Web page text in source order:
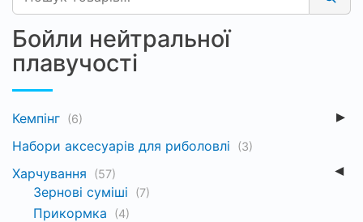
Бойли нейтральної
плавучості
Кемпінг (6)
Набори аксесуарів для риболовлі (3)
Харчування (57)
Зернові суміші (7)
Прикормка (4)